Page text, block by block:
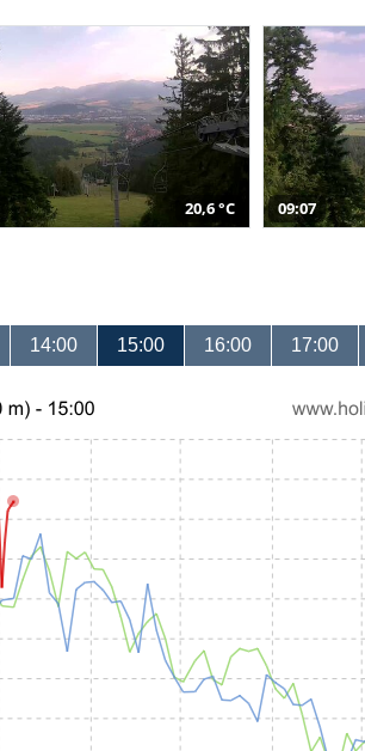
20,6 °C 09:07
14:00 15:00 16:00 17:00